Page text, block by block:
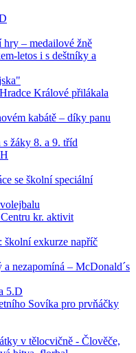
hry – medailové žně
letos i s deštníky a
Králové přilákala
kabátě – díky panu
žáky 8. a 9. tříd
se školní speciální
kr. aktivit
exkurze napříč
nezapomíná – McDonald´s
5.D
Sovíka pro prvňáčky
v tělocvičně - Člověče,